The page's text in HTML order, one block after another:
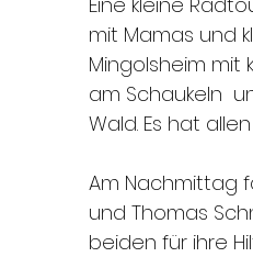
mit Mamas und
Mingolsheim mit
am Schaukeln
Wald. Es hat
Am Nachmittag
und Thomas
beiden für ihre